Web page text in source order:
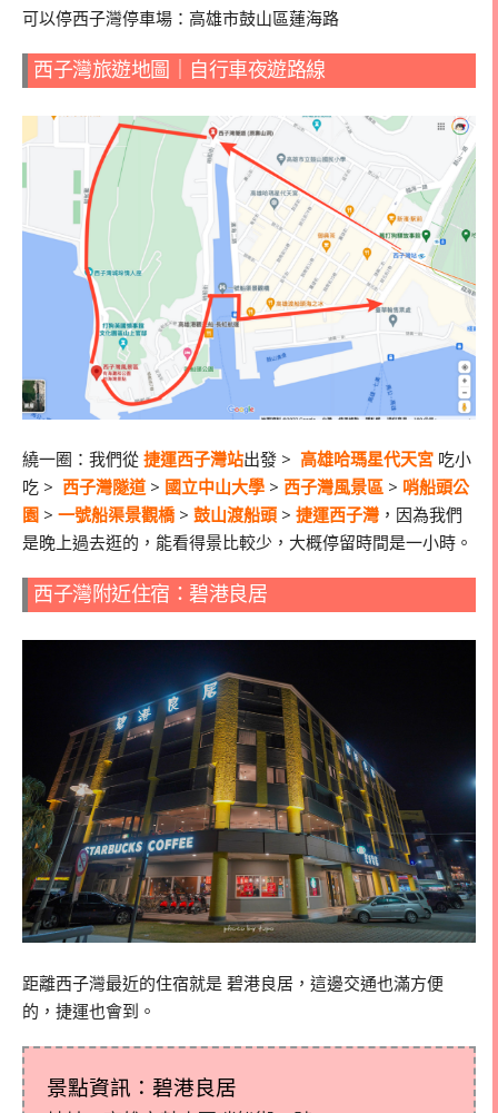
可以停西子灣停車場：高雄市鼓山區蓮海路
西子灣旅遊地圖｜自行車夜遊路線
繞一圈：我們從 捷運西子灣站出發 > 高雄哈瑪星代天宮 吃小
吃 > 西子灣隧道 > 國立中山大學 > 西子灣風景區 > 哨船頭公
園 > 一號船渠景觀橋 > 鼓山渡船頭 > 捷運西子灣 ，因為我們
是晚上過去逛的，能看得景比較少，大概停留時間是一小時。
西子灣附近住宿：碧港良居
距離西子灣最近的住宿就是 碧港良居，這邊交通也滿方便
的，捷運也會到。
景點資訊：碧港良居